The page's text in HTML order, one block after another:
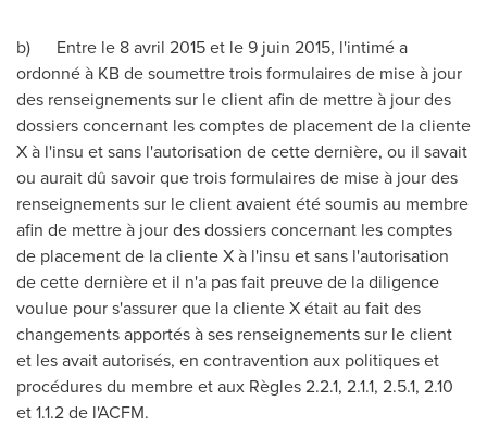
b) Entre le 8 avril 2015 et le 9 juin 2015, l'intimé a
ordonné à KBde soumettre trois formulaires de mise à jour
des renseignements sur le client afin de mettre à jour des
dossiers concernant les comptes de placement de la cliente
X à l'insu et sans l'autorisation de cette dernière, ou il savait
ou aurait dû savoir que trois formulaires de mise à jour des
renseignements sur le client avaient été soumis au membre
afin de mettre à jour des dossiers concernant les comptes
de placement de la cliente X à l'insu et sans l'autorisation
de cette dernière et il n'a pas fait preuve de la diligence
voulue pour s'assurer que la cliente X était au fait des
changements apportés à ses renseignements sur le client
et les avait autorisés, en contravention aux politiques et
procédures du membre et aux Règles 2.2.1, 2.1.1, 2.5.1, 2.10
et 1.1.2 de l'ACFM.